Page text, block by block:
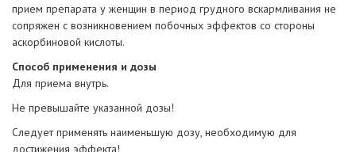
прием препарата у женщин в период грудного вскармливания не
сопряжен с возникновением побочных эффектов со стороны
аскорбиновой кислоты.
Способ применения и дозы
Для приема внутрь.
Не превышайте указанной дозы!
Следует применять наименьшую дозу, необходимую для
достижения эффекта!